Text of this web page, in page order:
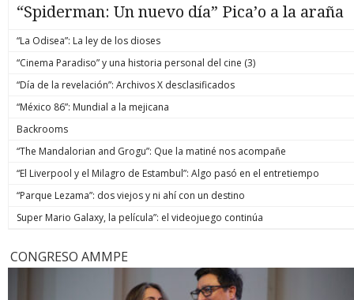
“Spiderman: Un nuevo día” Pica’o a la araña
“La Odisea”: La ley de los dioses
“Cinema Paradiso” y una historia personal del cine (3)
“Día de la revelación”: Archivos X desclasificados
“México 86”: Mundial a la mejicana
Backrooms
“The Mandalorian and Grogu”: Que la matiné nos acompañe
“El Liverpool y el Milagro de Estambul”: Algo pasó en el entretiempo
“Parque Lezama”: dos viejos y ni ahí con un destino
Super Mario Galaxy, la película”: el videojuego continúa
CONGRESO AMMPE